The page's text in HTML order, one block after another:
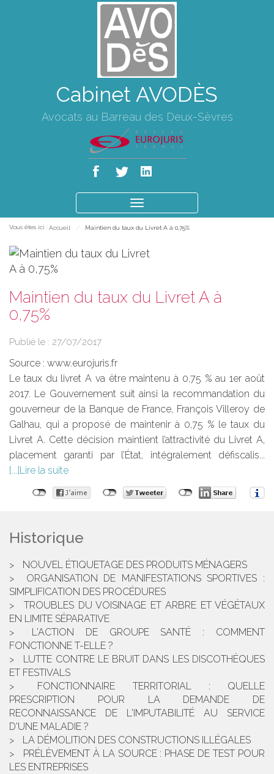
Cabinet AVODÈS
Avocats au Barreau des Deux-Sèvres
le
Vous êtes ici : Accueil Maintien du taux du Livret A à 0,75%
Maintien du taux du Livret A à
0,75%
Publié le : 27/07/2017
Source : www.eurojuris.fr
Le taux du livret A va être maintenu à 0,75 % au 1er août
2017. Le Gouvernement suit ainsi la recommandation du
gouverneur de la Banque de France, François Villeroy de
Galhau, qui a proposé de maintenir à 0,75 % le taux du
Livret A. Cette décision maintient l’attractivité du Livret A,
placement garanti par l’État, intégralement défiscalis...
Lire la suite
Historique
NOUVEL ÉTIQUETAGE DES PRODUITS MÉNAGERS
ORGANISATION DE MANIFESTATIONS SPORTIVES :
SIMPLIFICATION DES PROCÉDURES
TROUBLES DU VOISINAGE ET ARBRE ET VÉGÉTAUX
EN LIMITE SÉPARATIVE
L'ACTION DE GROUPE SANTÉ : COMMENT
FONCTIONNE T-ELLE ?
LUTTE CONTRE LE BRUIT DANS LES DISCOTHÈQUES
ET FESTIVALS
FONCTIONNAIRE TERRITORIAL : QUELLE
PRESCRIPTION POUR LA DEMANDE DE
RECONNAISSANCE DE L'IMPUTABILITÉ AU SERVICE
D'UNE MALADIE ?
LA DÉMOLITION DES CONSTRUCTIONS ILLÉGALES
PRÉLÈVEMENT À LA SOURCE : PHASE DE TEST POUR
LES ENTREPRISES